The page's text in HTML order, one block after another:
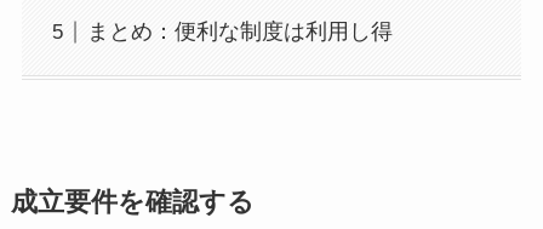
まとめ：便利な制度は利用し得
成立要件を確認する